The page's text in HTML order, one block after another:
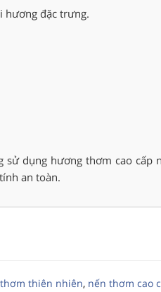
hương đặc trưng.
sử dụng hương thơm cao cấp
an toàn.
thiên nhiên, nến thơm cao